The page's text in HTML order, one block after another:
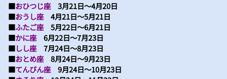
■おひつじ座3月21日～4月20日
■おうし座4月21日～5月21日
■ふたご座5月22日～6月21日
■かに座6月22日～7月23日
■しし座7月24日～8月23日
■おとめ座8月24日～9月23日
■てんびん座9月24日～10月23日